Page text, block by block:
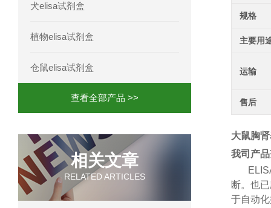
犬elisa试剂盒
植物elisa试剂盒
仓鼠elisa试剂盒
查看全部产品 >>
相关文章
RELATED ARTICLES
规格
主要用
运输
售后
大鼠胸
我司产
断。也
于自动